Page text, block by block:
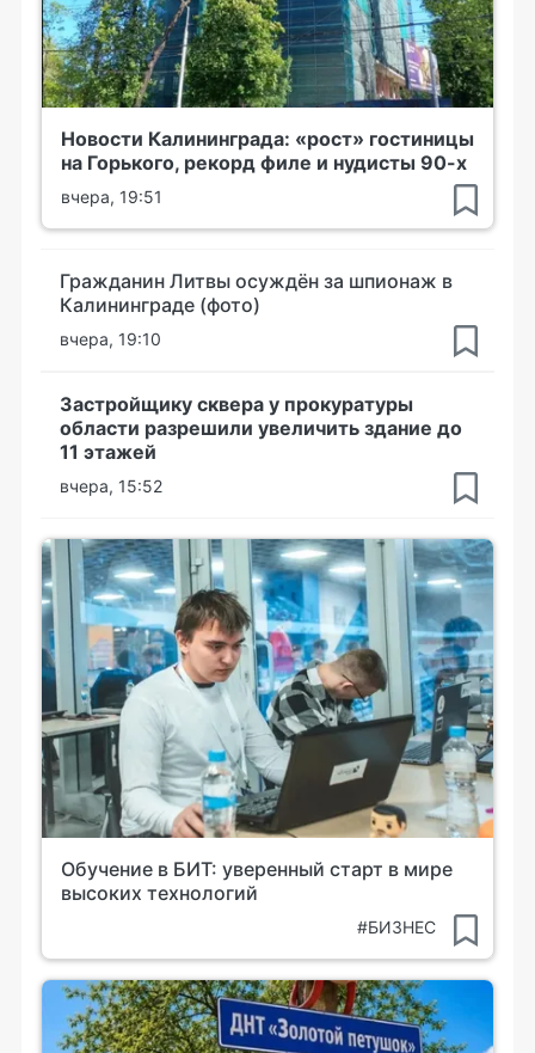
Новости Калининграда: «рост» гостиницы
на Горького, рекорд филе и нудисты 90-х
вчера, 19:51
Гражданин Литвы осуждён за шпионаж в
Калининграде (фото)
вчера, 19:10
Застройщику сквера у прокуратуры
области разрешили увеличить здание до
11 этажей
вчера, 15:52
Обучение в БИТ: уверенный старт в мире
высоких технологий
#БИЗНЕС